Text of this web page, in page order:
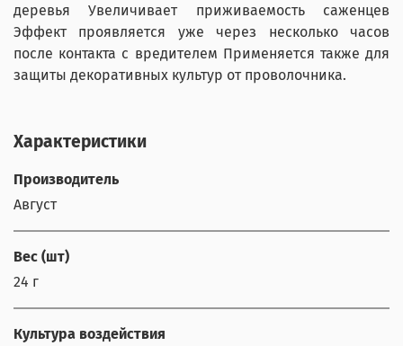
деревья Увеличивает приживаемость саженцев
Эффект проявляется уже через несколько часов
после контакта с вредителем Применяется также для
защиты декоративных культур от проволочника.
Характеристики
Производитель
Август
Вес (шт)
24 г
Культура воздействия